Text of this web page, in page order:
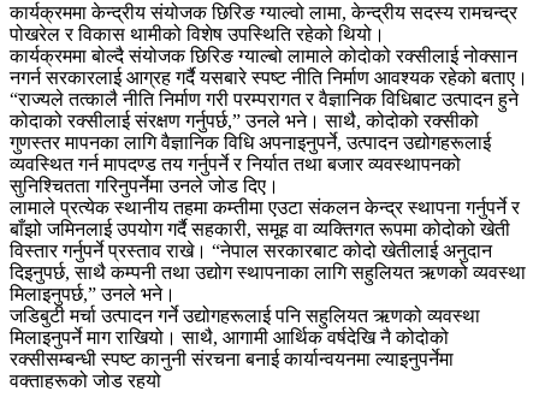
कार्यक्रममा केन्द्रीय संयोजक छिरिङ ग्याल्वो लामा, केन्द्रीय सदस्य रामचन्द्र
पोखरेल र विकास थामीको विशेष उपस्थिति रहेको थियो।
कार्यक्रममा बोल्दै संयोजक छिरिङ ग्याल्बो लामाले कोदोको रक्सीलाई नोक्सान
नगर्न सरकारलाई आग्रह गर्दै यसबारे स्पष्ट नीति निर्माण आवश्यक रहेको बताए।
“राज्यले तत्कालै नीति निर्माण गरी परम्परागत र वैज्ञानिक विधिबाट उत्पादन हुने
कोदाको रक्सीलाई संरक्षण गर्नुपर्छ,” उनले भने। साथै, कोदोको रक्सीको
गुणस्तर मापनका लागि वैज्ञानिक विधि अपनाइनुपर्ने, उत्पादन उद्योगहरूलाई
व्यवस्थित गर्न मापदण्ड तय गर्नुपर्ने र निर्यात तथा बजार व्यवस्थापनको
सुनिश्चितता गरिनुपर्नेमा उनले जोड दिए।
लामाले प्रत्येक स्थानीय तहमा कम्तीमा एउटा संकलन केन्द्र स्थापना गर्नुपर्ने र
बाँझो जमिनलाई उपयोग गर्दै सहकारी, समूह वा व्यक्तिगत रूपमा कोदोको खेती
विस्तार गर्नुपर्ने प्रस्ताव राखे। “नेपाल सरकारबाट कोदो खेतीलाई अनुदान
दिइनुपर्छ, साथै कम्पनी तथा उद्योग स्थापनाका लागि सहुलियत ऋणको व्यवस्था
मिलाइनुपर्छ,” उनले भने।
जडिबुटी मर्चा उत्पादन गर्ने उद्योगहरूलाई पनि सहुलियत ऋणको व्यवस्था
मिलाइनुपर्ने माग राखियो। साथै, आगामी आर्थिक वर्षदेखि नै कोदोको
रक्सीसम्बन्धी स्पष्ट कानुनी संरचना बनाई कार्यान्वयनमा ल्याइनुपर्नेमा
वक्ताहरूको जोड रहयो